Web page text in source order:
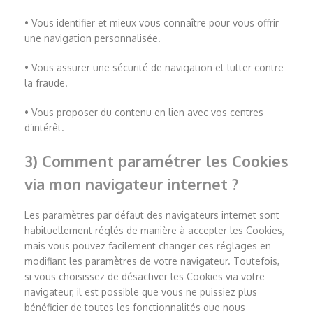
• Vous identifier et mieux vous connaître pour vous offrir
une navigation personnalisée.
• Vous assurer une sécurité de navigation et lutter contre
la fraude.
• Vous proposer du contenu en lien avec vos centres
d’intérêt.
3) Comment paramétrer les Cookies
via mon navigateur internet ?
Les paramètres par défaut des navigateurs internet sont
habituellement réglés de manière à accepter les Cookies,
mais vous pouvez facilement changer ces réglages en
modifiant les paramètres de votre navigateur. Toutefois,
si vous choisissez de désactiver les Cookies via votre
navigateur, il est possible que vous ne puissiez plus
bénéficier de toutes les fonctionnalités que nous